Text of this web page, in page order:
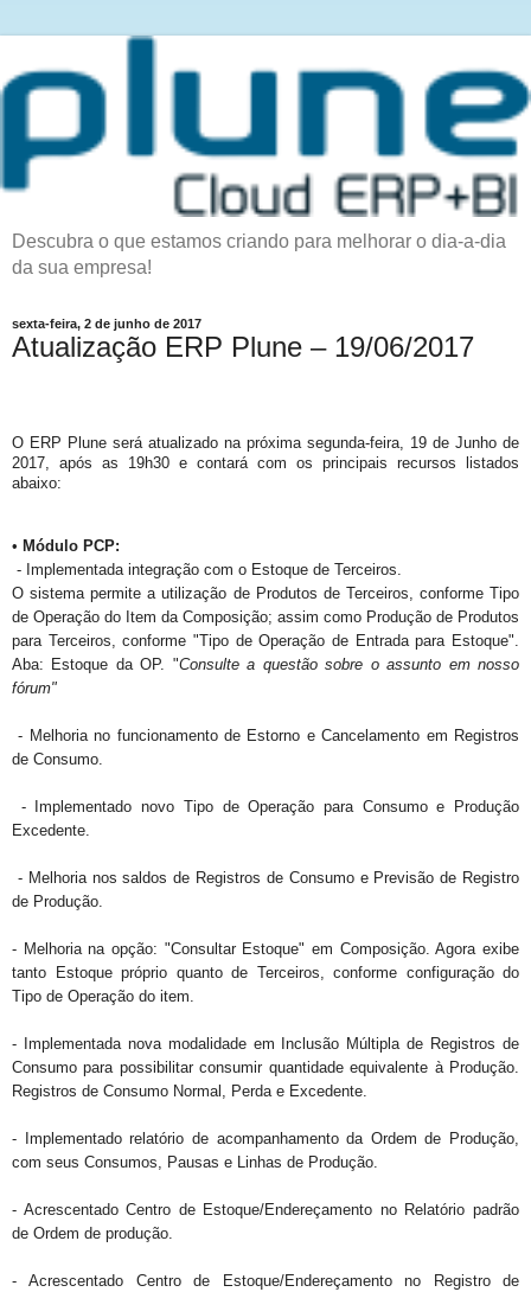
Descubra o que estamos criando para melhorar o dia-a-dia
da sua empresa!
sexta-feira, 2 de junho de 2017
Atualização ERP Plune – 19/06/2017
O ERP Plune será atualizado na próxima segunda-feira, 19 de Junho de
2017, após as 19h30 e contará com os principais recursos listados
abaixo:
• Módulo PCP:
- Implementada integração com o Estoque de Terceiros.
O sistema permite a utilização de Produtos de Terceiros, conforme Tipo
de Operação do Item da Composição; assim como Produção de Produtos
para Terceiros, conforme "Tipo de Operação de Entrada para Estoque".
Aba: Estoque da OP. "Consulte a questão sobre o assunto em nosso
fórum"
- Melhoria no funcionamento de Estorno e Cancelamento em Registros
de Consumo.
- Implementado novo Tipo de Operação para Consumo e Produção
Excedente.
- Melhoria nos saldos de Registros de Consumo e Previsão de Registro
de Produção.
- Melhoria na opção: "Consultar Estoque" em Composição. Agora exibe
tanto Estoque próprio quanto de Terceiros, conforme configuração do
Tipo de Operação do item.
- Implementada nova modalidade em Inclusão Múltipla de Registros de
Consumo para possibilitar consumir quantidade equivalente à Produção.
Registros de Consumo Normal, Perda e Excedente.
- Implementado relatório de acompanhamento da Ordem de Produção,
com seus Consumos, Pausas e Linhas de Produção.
- AcrescentadoCentro de Estoque/Endereçamento no Relatório padrão
de Ordem de produção.
-Acrescentado Centro de Estoque/Endereçamento no
Registro de